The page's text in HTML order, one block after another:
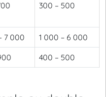
300 – 500
7 000 1 000 – 6 000
400 – 500